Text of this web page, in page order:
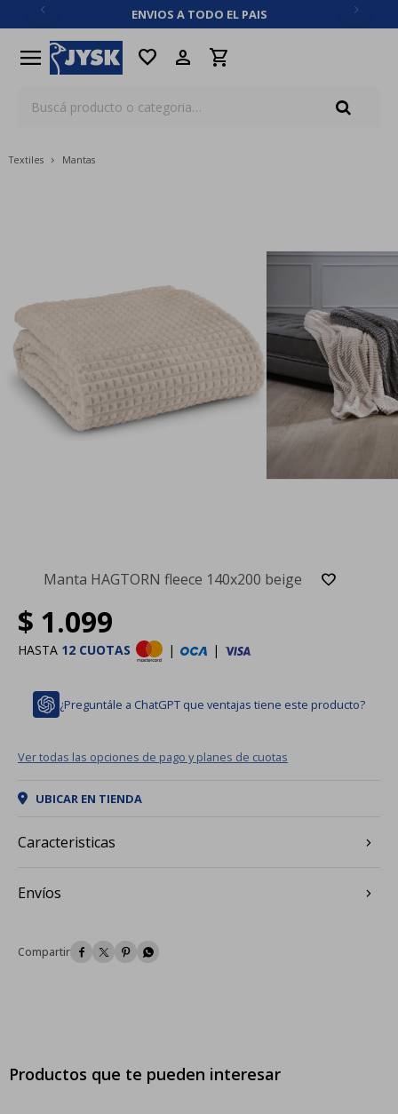
ENVIOS A TODO EL PAIS
menu favorite
Textiles Mantas
Manta HAGTORN fleece 140x200 beige
$ 1.099
HASTA 12 CUOTAS | |
¿Preguntále a ChatGPT que ventajas tiene este producto?
Ver todas las opciones de pago y planes de cuotas
UBICAR EN TIENDA
Caracteristicas
Envíos
   
Productos que te pueden interesar
close